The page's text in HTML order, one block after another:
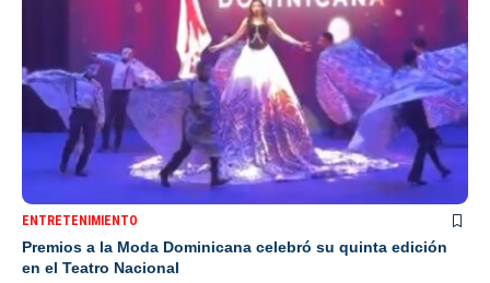
ENTRETENIMIENTO
Premios a la Moda Dominicana celebró su quinta edición
en el Teatro Nacional